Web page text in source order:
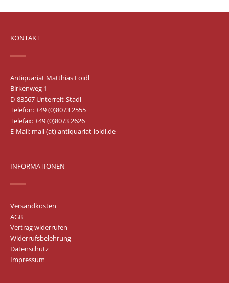
KONTAKT
Antiquariat Matthias Loidl
Birkenweg 1
D-83567 Unterreit-Stadl
Telefon: +49 (0)8073 2555
Telefax: +49 (0)8073 2626
E-Mail: mail (at) antiquariat-loidl.de
INFORMATIONEN
Versandkosten
AGB
Vertrag widerrufen
Widerrufsbelehrung
Datenschutz
Impressum